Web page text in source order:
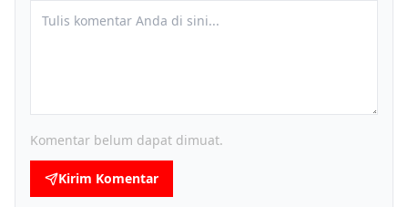
Komentar belum dapat dimuat.
Kirim Komentar